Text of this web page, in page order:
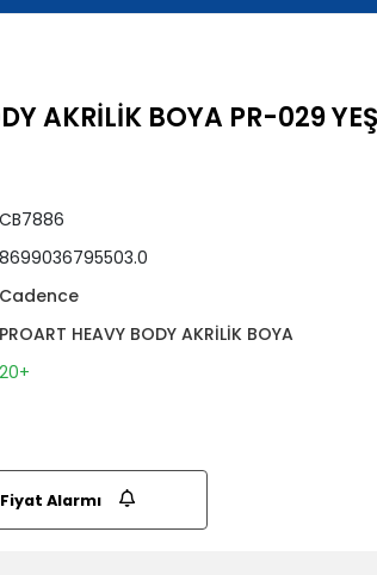
AKRİLİK BOYA PR-029
HEAVY BODY AKRİLİK BOYA
Fiyat Alarmı